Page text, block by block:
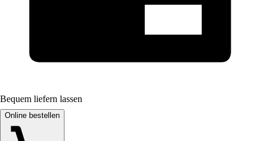
Bequem liefern lassen
Online bestellen